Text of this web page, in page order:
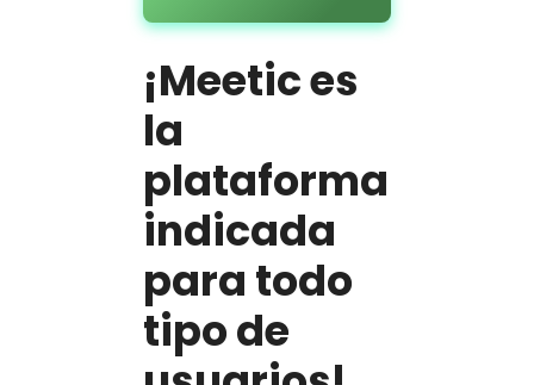
¡Meetic es
la
plataforma
indicada
para todo
tipo de